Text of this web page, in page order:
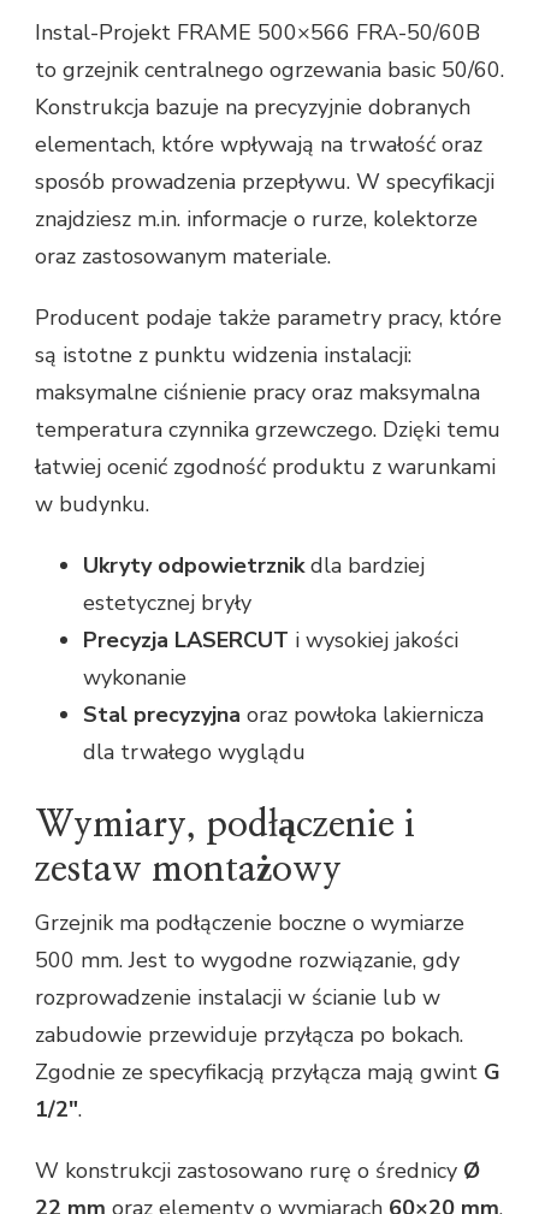
Instal-Projekt FRAME 500×566 FRA-50/60B
to grzejnik centralnego ogrzewania basic 50/60.
Konstrukcja bazuje na precyzyjnie dobranych
elementach, które wpływają na trwałość oraz
sposób prowadzenia przepływu. W specyfikacji
znajdziesz m.in. informacje o rurze, kolektorze
oraz zastosowanym materiale.
Producent podaje także parametry pracy, które
są istotne z punktu widzenia instalacji:
maksymalne ciśnienie pracy oraz maksymalna
temperatura czynnika grzewczego. Dzięki temu
łatwiej ocenić zgodność produktu z warunkami
w budynku.
Ukryty odpowietrznikdla bardziej
estetycznej bryły
Precyzja LASERCUT i wysokiej jakości
wykonanie
Stal precyzyjna oraz powłoka lakiernicza
dla trwałego wyglądu
Wymiary, podłączenie i
zestaw montażowy
Grzejnik ma podłączenie boczne o wymiarze
500 mm. Jest to wygodne rozwiązanie, gdy
rozprowadzenie instalacji w ścianie lub w
zabudowie przewiduje przyłącza po bokach.
Zgodnie ze specyfikacją przyłącza mają gwint G
1/2″.
W konstrukcji zastosowano rurę o średnicy Ø